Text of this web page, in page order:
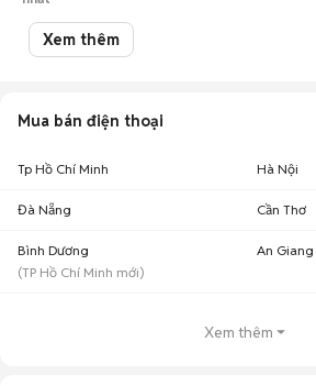
Tỉnh thành
triệu
triệu
Oppo Find X6 Pro màu màu khác cũ: 11,4 triệu
Xem thêm
Mua bán điện thoại
Tp Hồ Chí Minh Hà Nội
Đà Nẵng Cần Thơ
Bình Dương
(TP Hồ Chí Minh mới)
An Giang
Xem thêm